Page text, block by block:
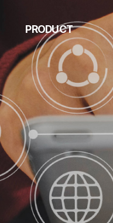
PRODUCT
ANTI-STATIC BRUSH
ROLLER BRUSH
STRIP BRUSH
DISK BRUSH
SPECIAL BRUSH
TWIST BRUSH